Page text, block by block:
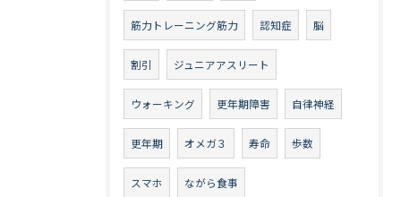
筋力トレーニング筋力 認知症 脳
割引 ジュニアアスリート
ウォーキング 更年期障害 自律神経
更年期 オメガ３ 寿命 歩数
スマホ ながら食事